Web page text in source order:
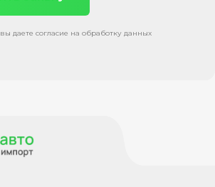
даете согласие на обработку данных